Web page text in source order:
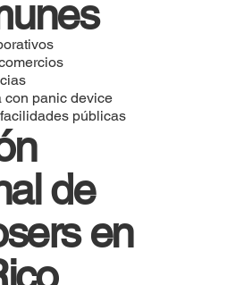
con panic device
públicas
de
en